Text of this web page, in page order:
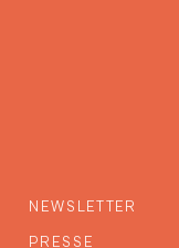
NEWSLETTER
PRESSE